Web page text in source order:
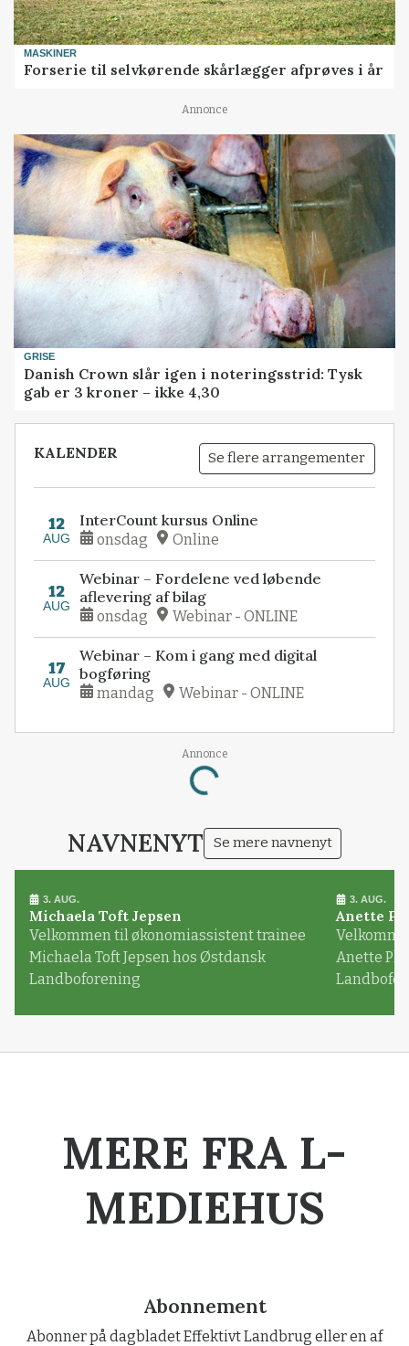
MASKINER
Forserie til selvkørende skårlægger afprøves i år
Annonce
GRISE
Danish Crown slår igen i noteringsstrid: Tysk
gab er 3 kroner – ikke 4,30
KALENDER Se flere arrangementer
12
AUG
InterCount kursus Online
onsdag Online
12
AUG
Webinar – Fordelene ved løbende
aflevering af bilag
onsdag Webinar - ONLINE
17
AUG
Webinar – Kom i gang med digital
bogføring
mandag Webinar - ONLINE
Annonce
Loading...
NAVNENYT Se mere navnenyt
3. AUG.
Michaela Toft Jepsen
Velkommen til økonomiassistent trainee
Michaela Toft Jepsen hos Østdansk
Landboforening
3. AUG.
Anette
Anette
MERE FRA L-
MEDIEHUS
Abonnement
Abonner på dagbladet Effektivt Landbrug eller en af